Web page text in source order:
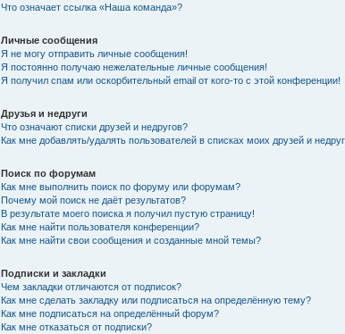
Что означает ссылка «Наша команда»?
Личные сообщения
Я не могу отправить личные сообщения!
Я постоянно получаю нежелательные личные сообщения!
Я получил спам или оскорбительный email от кого-то с этой конференции!
Друзья и недруги
Что означают списки друзей и недругов?
Как мне добавлять/удалять пользователей в списках моих друзей и
Поиск по форумам
Как мне выполнить поиск по форуму или форумам?
Почему мой поиск не даёт результатов?
В результате моего поиска я получил пустую страницу!
Как мне найти пользователя конференции?
Как мне найти свои сообщения и созданные мной темы?
Подписки и закладки
Чем закладки отличаются от подписок?
Как мне сделать закладку или подписаться на определённую тему?
Как мне подписаться на определённый форум?
Как мне отказаться от подписки?